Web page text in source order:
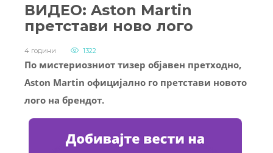
ВИДЕО: Aston Martin
претстави ново лого
4 години 1322
По мистериозниот тизер објавен претходно,
Aston Martin официјално го претстави новото
лого на брендот.